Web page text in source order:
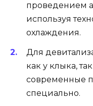
проведением
используя
охлаждения.
Для
как у клыка,
современные
специально.